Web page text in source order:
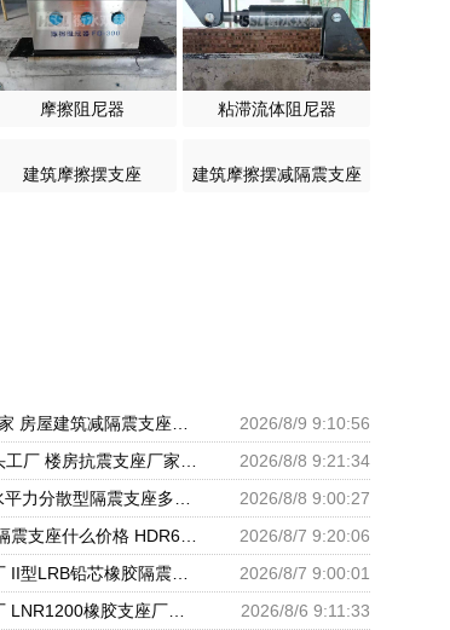
摩擦阻尼器 粘滞流体阻尼器
建筑摩擦摆支座 建筑摩擦摆减隔震支座
2026/8/9 9:10:56
2026/8/8 9:21:34
2026/8/8 9:00:27
2026/8/7 9:20:06
2026/8/7 9:00:01
2026/8/6 9:11:33